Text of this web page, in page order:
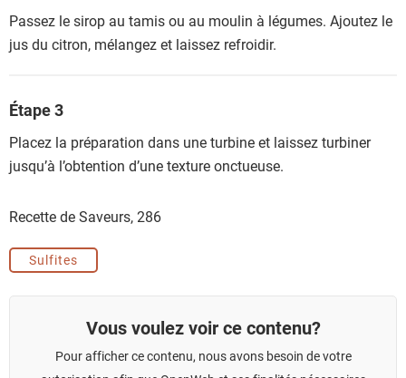
Passez le sirop au tamis ou au moulin à légumes. Ajoutez le
jus du citron, mélangez et laissez refroidir.
Étape 3
Placez la préparation dans une turbine et laissez turbiner
jusqu’à l’obtention d’une texture onctueuse.
Recette de Saveurs,286
Sulfites
Vous voulez voir ce contenu?
Pour afficher ce contenu, nous avons besoin de votre